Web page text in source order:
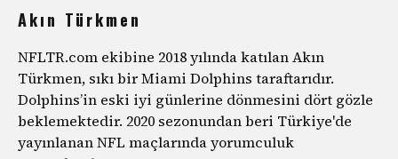
Akın Türkmen
NFLTR.com ekibine 2018 yılında katılan Akın
Türkmen, sıkı bir Miami Dolphins taraftarıdır.
Dolphins’in eski iyi günlerine dönmesini dört gözle
beklemektedir. 2020 sezonundan beri Türkiye'de
yayınlanan NFL maçlarında yorumculuk